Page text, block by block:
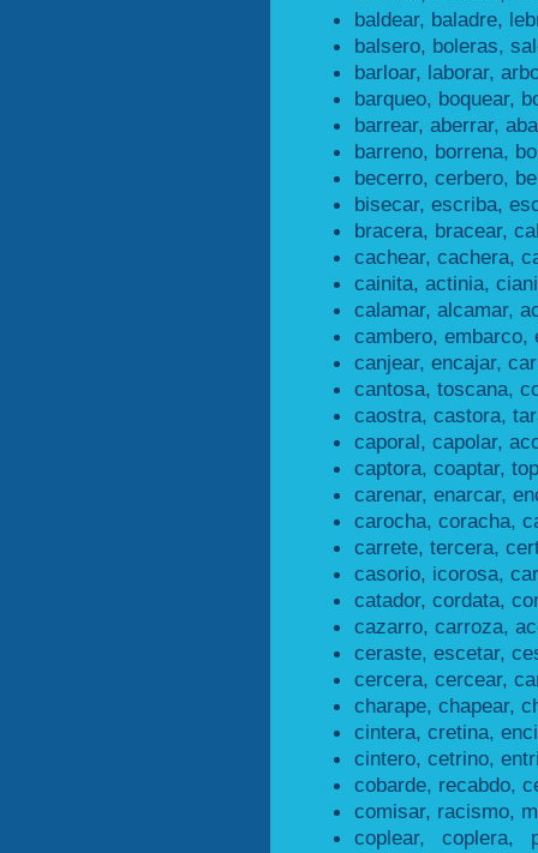
baldear, baladre,
balsero, boleras,
barloar, laborar,
barqueo, boquear,
barrear, aberrar,
barreno, borrena,
becerro, cerbero,
bisecar, escriba,
bracera, bracear,
cachear, cachera,
cainita, actinia,
calamar, alcamar,
cambero, embarco,
canjear, encajar,
cantosa, toscana,
caostra, castora,
caporal, capolar,
captora, coaptar,
carenar, enarcar,
carocha, coracha,
carrete, tercera,
casorio, icorosa,
catador, cordata,
cazarro, carroza,
ceraste, escetar,
cercera, cercear,
charape, chapear,
cintera, cretina,
cintero, cetrino,
cobarde, recabdo,
comisar, racismo,
coplear, coplera,